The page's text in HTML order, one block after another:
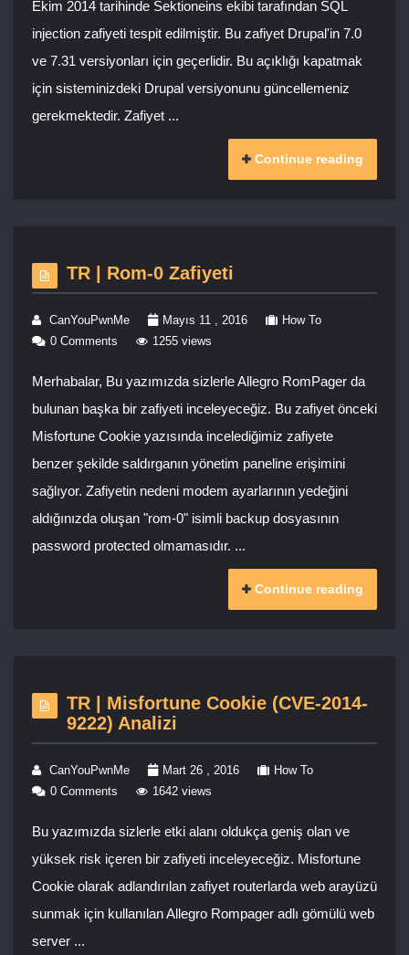
Ekim 2014 tarihinde Sektioneins ekibi tarafından SQL
injection zafiyeti tespit edilmiştir. Bu zafiyet Drupal'in 7.0
ve 7.31 versiyonları için geçerlidir. Bu açıklığı kapatmak
için sisteminizdeki Drupal versiyonunu güncellemeniz
gerekmektedir. Zafiyet ...
Continue reading
TR | Rom-0 Zafiyeti
CanYouPwnMe Mayıs 11 , 2016
How To
0 Comments
1255 views
Merhabalar, Bu yazımızda sizlerle Allegro RomPager da
bulunan başka bir zafiyeti inceleyeceğiz. Bu zafiyet önceki
Misfortune Cookie yazısında incelediğimiz zafiyete
benzer şekilde saldırganın yönetim paneline erişimini
sağlıyor. Zafiyetin nedeni modem ayarlarının yedeğini
aldığınızda oluşan "rom-0" isimli backup dosyasının
password protected olmamasıdır. ...
Continue reading
TR | Misfortune Cookie (CVE-2014-
9222) Analizi
CanYouPwnMe Mart 26 , 2016
How To
0 Comments
1642 views
Bu yazımızda sizlerle etki alanı oldukça geniş olan ve
yüksek risk içeren bir zafiyeti inceleyeceğiz. Misfortune
Cookie olarak adlandırılan zafiyet routerlarda web arayüzü
sunmak için kullanılan Allegro Rompager adlı gömülü web
server ...